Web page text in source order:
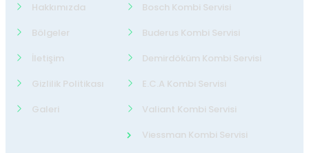
Hakkımızda
Bölgeler
İletişim
Gizlilik Politikası
Galeri
Bosch Kombi Servisi
Buderus Kombi Servisi
Demirdöküm Kombi Servisi
E.C.A Kombi Servisi
Valiant Kombi Servisi
Viessman Kombi Servisi